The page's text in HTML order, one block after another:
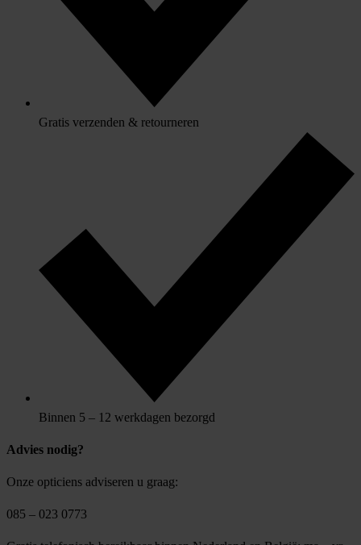
Gratis verzenden & retourneren
Binnen 5 – 12 werkdagen bezorgd
Advies nodig?
Onze opticiens adviseren u graag:
085 – 023 0773